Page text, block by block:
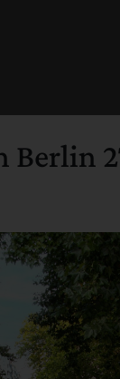
Berlin